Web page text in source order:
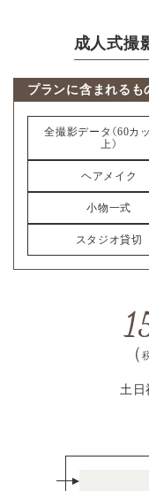
成人式撮
プランに含まれるも
全撮影データ（60カ
上）
ヘアメイク
小物一式
スタジオ貸切
（
土日